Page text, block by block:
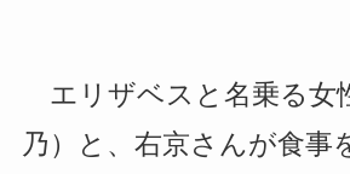
エリザベスと名乗る女
乃）と、右京さんが食事